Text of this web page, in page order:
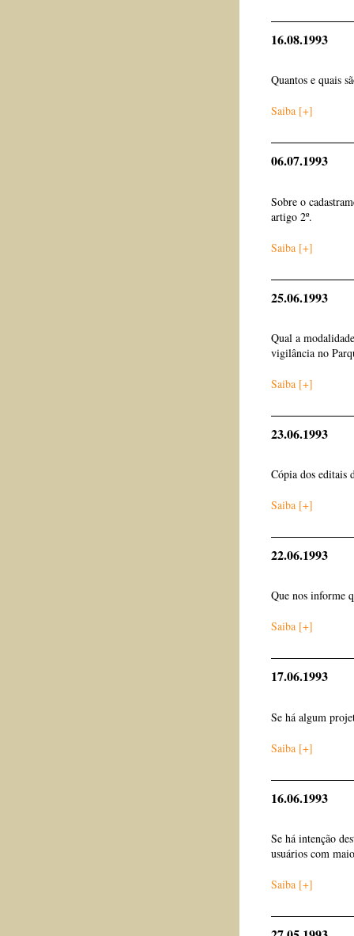
16.08.1993
Quantos e quais
Saiba [+]
06.07.1993
Sobre o
artigo 2º.
Saiba [+]
25.06.1993
Qual a
vigilância no
Saiba [+]
23.06.1993
Cópia dos editais
Saiba [+]
22.06.1993
Que nos informe
Saiba [+]
17.06.1993
Se há algum
Saiba [+]
16.06.1993
Se há intenção
usuários com
Saiba [+]